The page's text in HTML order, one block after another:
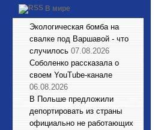
В мире
Экологическая бомба на
свалке под Варшавой - что
случилось 07.08.2026
Соболенко рассказала о
своем YouTube-канале
06.08.2026
В Польше предложили
депортировать из страны
официально не работающих